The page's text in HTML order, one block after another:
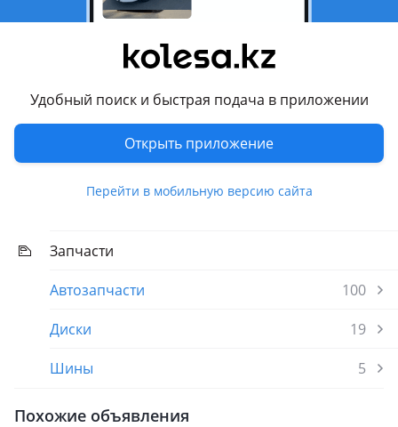
Удобный поиск и быстрая подача в приложении
Открыть приложение
Перейти в мобильную версию сайта
Привозные с Японии без пробега по СНГ
Другие объявления продавца
Subaru
Запчасти
Автозапчасти
100
Диски
19
Шины
5
Похожие объявления